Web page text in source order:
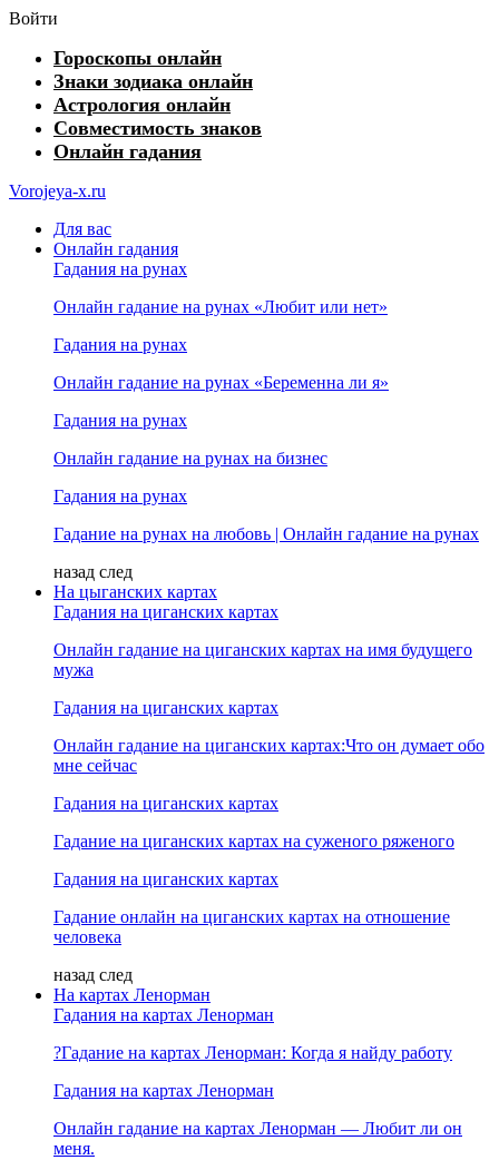
Войти
Гороскопы онлайн
Знаки зодиака онлайн
Астрология онлайн
Совместимость знаков
Онлайн гадания
Vorojeya-x.ru
Для вас
Онлайн гадания
Гадания на рунах
Онлайн гадание на рунах «Любит или нет»
Гадания на рунах
Онлайн гадание на рунах «Беременна ли я»
Гадания на рунах
Онлайн гадание на рунах на бизнес
Гадания на рунах
Гадание на рунах на любовь | Онлайн гадание на рунах
назад след
На цыганских картах
Гадания на циганских картах
Онлайн гадание на циганских картах на имя будущего
мужа
Гадания на циганских картах
Онлайн гадание на циганских картах:Что он думает обо
мне сейчас
Гадания на циганских картах
Гадание на циганских картах на суженого ряженого
Гадания на циганских картах
Гадание онлайн на циганских картах на отношение
человека
назад след
На картах Ленорман
Гадания на картах Ленорман
?Гадание на картах Ленорман: Когда я найду работу
Гадания на картах Ленорман
Онлайн гадание на картах Ленорман — Любит ли он
меня.